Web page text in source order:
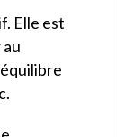
Elle est